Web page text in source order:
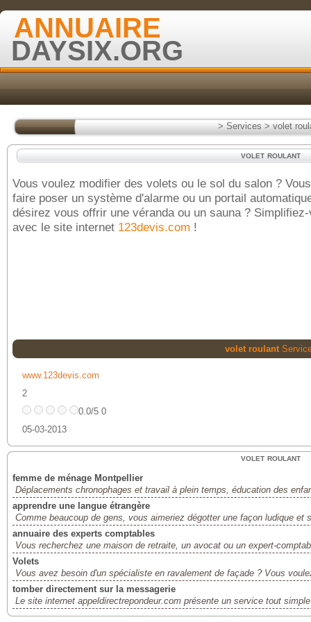
ANNUAIRE
DAYSIX.ORG
>Services>volet
volet roulant
Vous voulez modifier des volets ou le sol du salon ?
faire poser un système d'alarme ou un portail
désirez vous offrir une véranda ou un sauna ?
avec le site internet 123devis.com !
volet roulant
www.123devis.com
2
0.0/5 0
05-03-2013
volet roulant
femme de ménage Montpellier
Déplacements chronophages et travail à plein temps, éducation des
apprendre une langue étrangère
Comme beaucoup de gens, vous aimeriez dégotter une façon ludique et
annuaire des experts comptables
Vous recherchez une maison de retraite, un avocat ou un expert-
Volets
Vous avez besoin d'un spécialiste en ravalement de façade ? Vous
tomber directement sur la messagerie
Le site internet appeldirectrepondeur.com présente un service tout